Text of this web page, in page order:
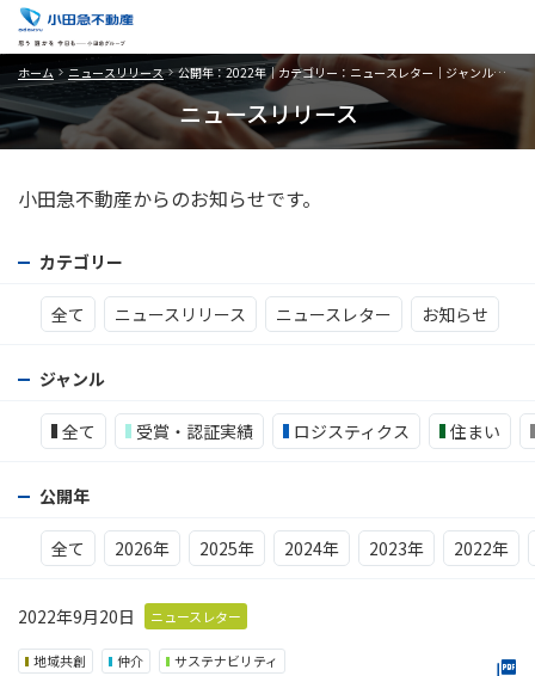
ホーム ニュースリリース 公開年：2022年｜カテゴリー：ニュースレター｜ジャンル：仲介
ニュースリリース
小田急不動産からのお知らせです。
カテゴリー
全て ニュースリリース ニュースレター お知らせ
ジャンル
全て 受賞・認証実績 ロジスティクス 住まい
公開年
全て 2026年 2025年 2024年 2023年 2022年
2022年9月20日 ニュースレター
地域共創 仲介 サステナビリティ